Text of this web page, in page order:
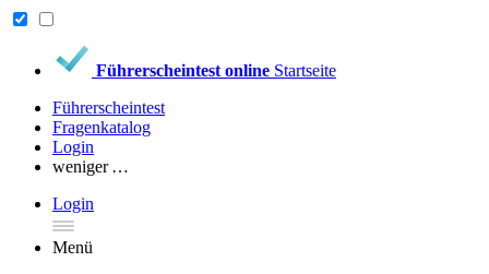
Führerscheintest online Startseite
Führerscheintest
Fragenkatalog
Login
weniger …
Login
Menü